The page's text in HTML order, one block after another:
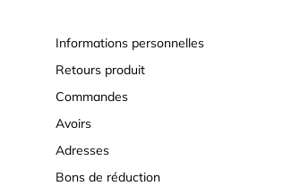
Informations personnelles
Retours produit
Commandes
Avoirs
Adresses
Bons de réduction